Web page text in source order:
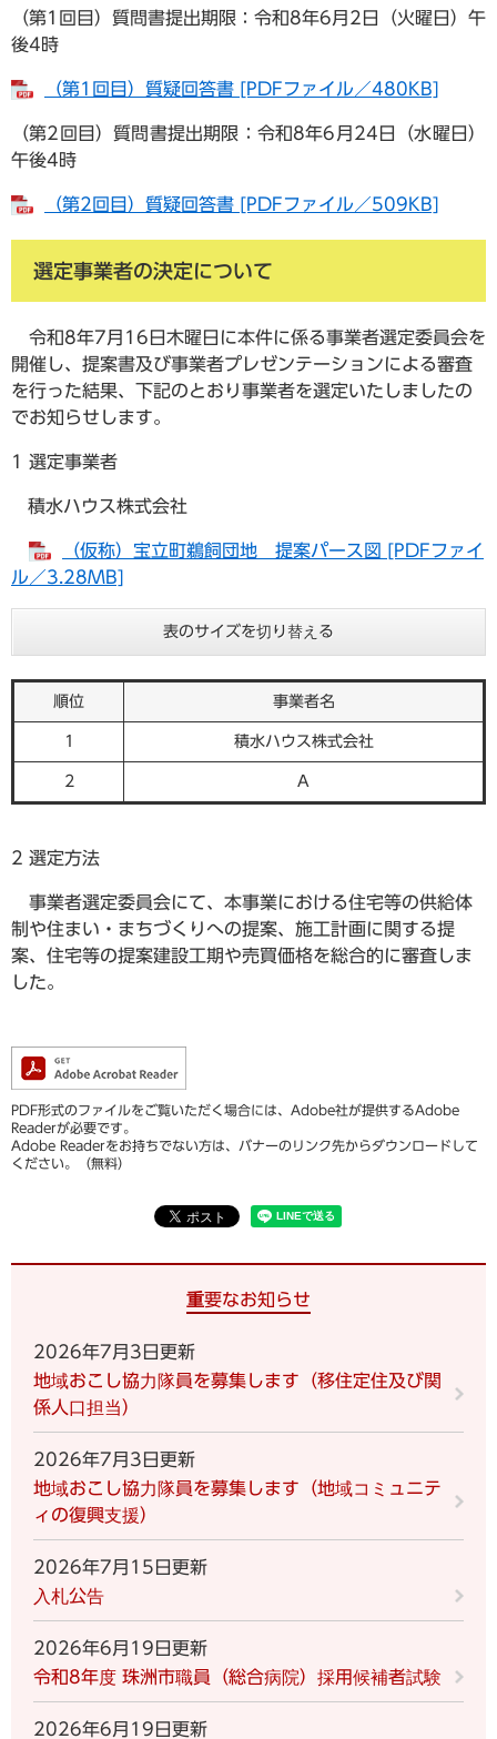
（第1回目）質問書提出期限：令和8年6月2日（火曜日）午
後4時
（第1回目）質疑回答書 [PDFファイル／480KB]
（第2回目）質問書提出期限：令和8年6月24日（水曜日）
午後4時
（第2回目）質疑回答書 [PDFファイル／509KB]
選定事業者の決定について
令和8年7月16日木曜日に本件に係る事業者選定委員会を
開催し、提案書及び事業者プレゼンテーションによる審査
を行った結果、下記のとおり事業者を選定いたしましたの
でお知らせします。
1 選定事業者
積水ハウス株式会社
（仮称）宝立町鵜飼団地 提案パース図 [PDFファイ
ル／3.28MB]
表のサイズを切り替える
順位 事業者名
1 積水ハウス株式会社
2 A
2 選定方法
事業者選定委員会にて、本事業における住宅等の供給体
制や住まい・まちづくりへの提案、施工計画に関する提
案、住宅等の提案建設工期や売買価格を総合的に審査しま
した。
PDF形式のファイルをご覧いただく場合には、Adobe社が提供するAdobe
Readerが必要です。
Adobe Readerをお持ちでない方は、バナーのリンク先からダウンロードして
ください。（無料）
重要なお知らせ
2026年7月3日更新
地域おこし協力隊員を募集します（移住定住及び関
係人口担当）
2026年7月3日更新
地域おこし協力隊員を募集します（地域コミュニテ
ィの復興支援）
2026年7月15日更新
入札公告
2026年6月19日更新
令和8年度 珠洲市職員（総合病院）採用候補者試験
2026年6月19日更新